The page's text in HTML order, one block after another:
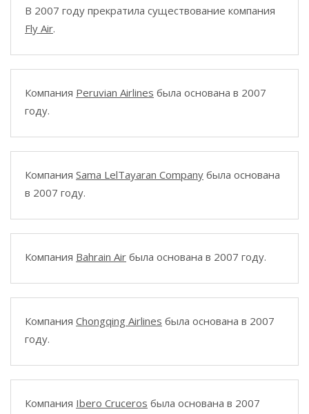
В 2007 году прекратила существование компания
Fly Air.
Компания Peruvian Airlines была основана в 2007
году.
Компания Sama LelTayaran Company была основана
в 2007 году.
Компания Bahrain Air была основана в 2007 году.
Компания Chongqing Airlines была основана в 2007
году.
Компания Ibero Cruceros была основана в 2007